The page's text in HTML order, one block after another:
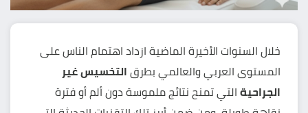
خلال السنوات الأخيرة الماضية ازداد اهتمام الناس على
المستوى العربي والعالمي بطرقالتخسيس غير
الجراحيةالتي تمنح نتائج ملموسة دون ألم أو فترة